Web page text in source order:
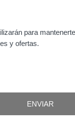
para
y ofertas.